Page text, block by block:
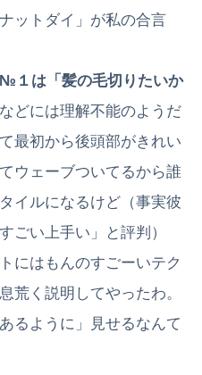
ットダイ」が私の合言
１は「髪の毛切りたいか
どには理解不能のようだ
最初から後頭部がきれい
ウェーブついてるから誰
イルになるけど（事実彼
ごい上手い」と評判）
にはもんのすごーいテク
荒く説明してやったわ。
るように」見せるなんて